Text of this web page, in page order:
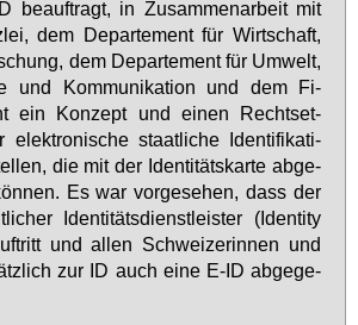
be­auf­tragt, in Zu­sam­men­ar­beit mit
dem De­par­te­ment für Wirt­schaft,
dem De­par­te­ment für Um­welt,
und Kom­mu­ni­ka­ti­on und dem Fi­
ein Kon­zept und ei­nen Recht­set­
elek­tro­ni­sche staat­li­che Iden­ti­fi­ka­ti­
die mit der Iden­ti­täts­kar­te ab­ge­
Es war vor­ge­se­hen, dass der
Iden­ti­täts­dienst­leis­ter (Iden­ti­ty
und al­len Schwei­ze­rin­nen und
zur ID auch ei­ne E-ID ab­ge­ge­